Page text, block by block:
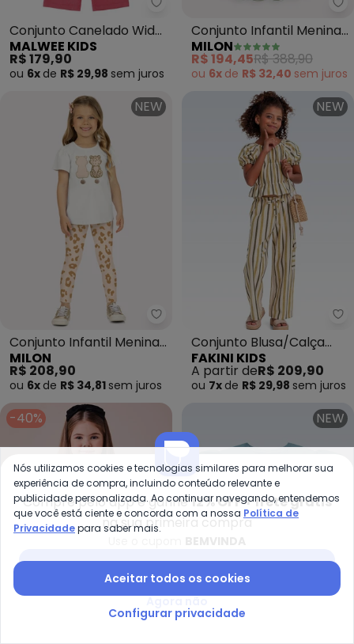
Malwee Kids - Conjunto
Conjunto Canelado Wide
Leg (Rosa)
MALWEE KIDS
R$ 179,90
ou 6x de R$ 29,98 sem juros
Conjunto Infantil Menina
Bordado (Off White)
MILON
R$ 194,45R$ 388,90
ou 6x de R$ 32,40 sem juros
NEW
Milon - Conjunto Infantil
Conjunto Infantil Menina
Bordado (Branco)
MILON
R$ 208,90
ou 6x de R$ 34,81 sem juros
NEW
Conjunto Blusa/Calça
(Marrom)
FAKINI KIDS
A partir deR$ 209,90
ou 7x de R$ 29,98 sem juros
-40% NEW
Compre pelo app e ganhe12% OFF + frete grátis
na sua primeira compra
Nós utilizamos cookies e tecnologias similares para melhorar sua
experiência de compra, incluindo conteúdo relevante e
publicidade personalizada. Ao continuar navegando, entendemos
que você está ciente e concorda com a nossa Política de
Privacidadepara saber mais.
Aceitar todos os cookies
Configurar privacidade